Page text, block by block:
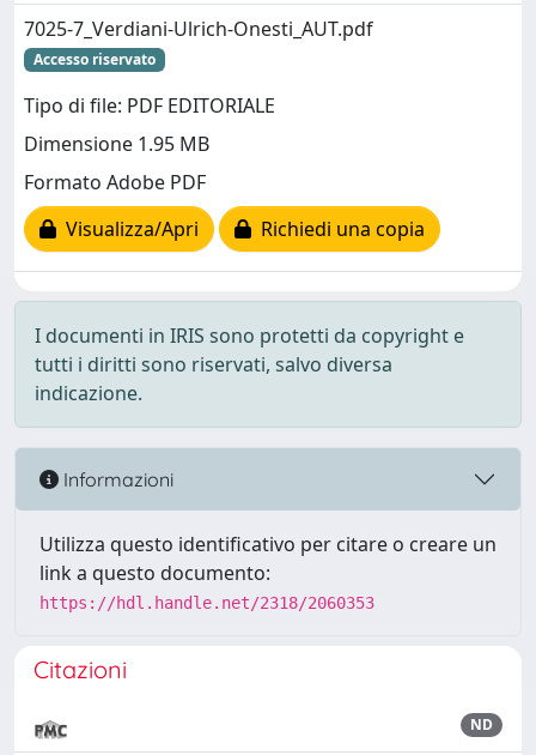
7025-7_Verdiani-Ulrich-Onesti_AUT.pdf
Accesso riservato
Tipo di file: PDF EDITORIALE
Dimensione 1.95 MB
Formato Adobe PDF
Visualizza/Apri
Richiedi una copia
I documenti in IRIS sono protetti da copyright e
tutti i diritti sono riservati, salvo diversa
indicazione.
Informazioni
Utilizza questo identificativo per citare o creare un
link a questo documento:
https://hdl.handle.net/2318/2060353
Citazioni
ND